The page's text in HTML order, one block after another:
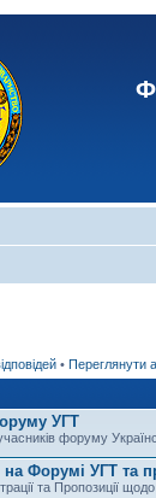
• Переглянути
УГТ
форуму
на Форумі УГТ та
та Пропозиції